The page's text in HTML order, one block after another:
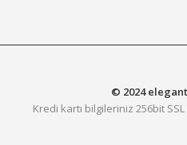
© 2024
Kredi kartı bilgileriniz 256bit